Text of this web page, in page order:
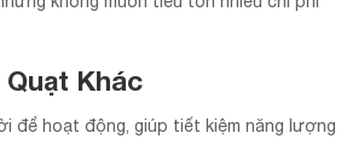
Khác
để hoạt động, giúp tiết kiệm năng lượng